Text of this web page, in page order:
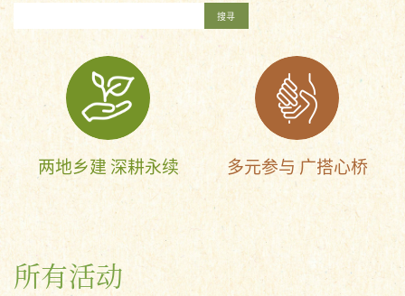
搜寻
两地乡建 深耕永续 多元参与 广搭心桥
所有活动